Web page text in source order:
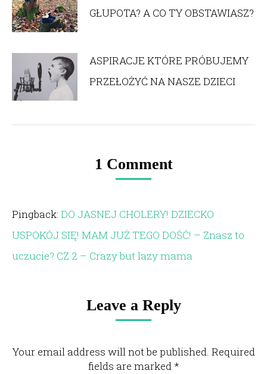
GŁUPOTA? A CO TY OBSTAWIASZ?
ASPIRACJE KTÓRE PRÓBUJEMY
PRZEŁOŻYĆ NA NASZE DZIECI
1 Comment
Pingback: DO JASNEJ CHOLERY! DZIECKO
USPOKÓJ SIĘ! MAM JUŻ TEGO DOŚĆ! – Znasz to
uczucie? CZ.2 – Crazy but lazy mama
Leave a Reply
Your email address will not be published. Required
fields are marked *